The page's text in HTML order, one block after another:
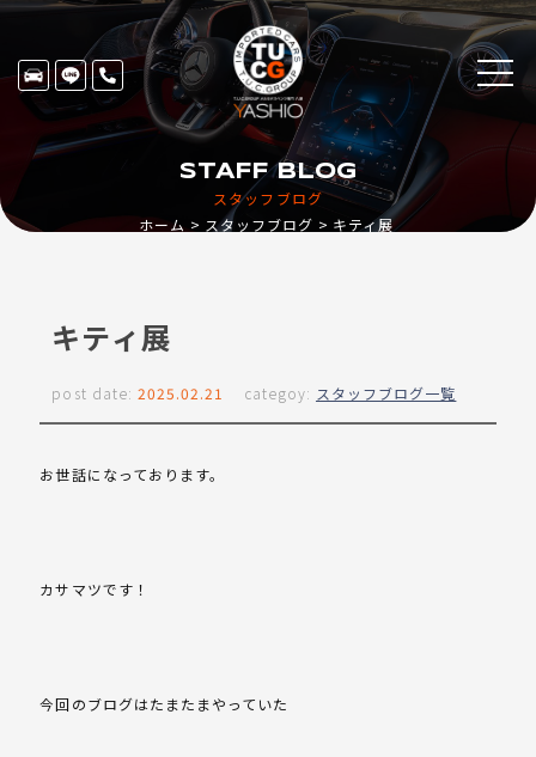
スタッフブログ
STAFF BLOG
ホーム スタッフブログ キティ展
キティ展
post date: 2025.02.21 categoy: スタッフブログ一覧
お世話になっております。
カサマツです！
今回のブログはたまたまやっていた